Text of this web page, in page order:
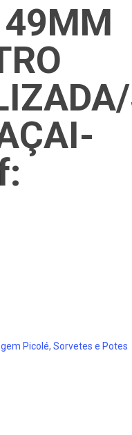
49MM
Picolé, Sorvetes e Potes